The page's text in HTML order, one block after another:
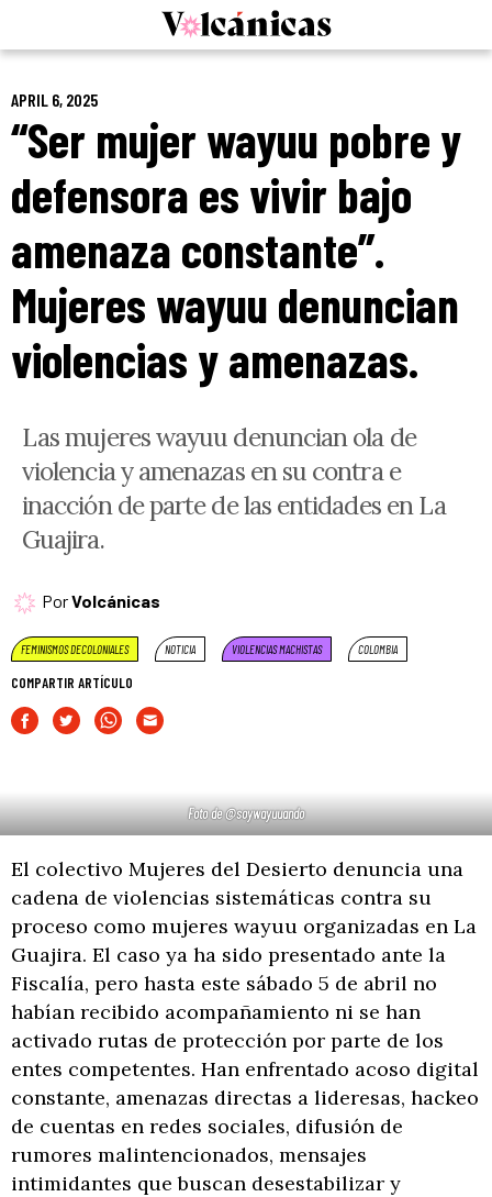
APRIL 6, 2025
“Ser mujer wayuu pobre y
defensora es vivir bajo
amenaza constante”.
Mujeres wayuu denuncian
violencias y amenazas.
Las mujeres wayuu denuncian ola de
violencia y amenazas en su contra e
inacción de parte de las entidades en La
Guajira.
PorVolcánicas
FEMINISMOS DECOLONIALES NOTICIA VIOLENCIAS MACHISTAS COLOMBIA
COMPARTIR ARTÍCULO
Foto de @soywayuuando
El colectivo Mujeres del Desierto denuncia una
cadena de violencias sistemáticas contra su
proceso como mujeres wayuu organizadas en La
Guajira. El caso ya ha sido presentado ante la
Fiscalía, pero hasta este sábado 5 de abril no
habían recibido acompañamiento ni se han
activado rutas de protección por parte de los
entes competentes. Han enfrentado acoso digital
constante, amenazas directas a lideresas, hackeo
de cuentas en redes sociales, difusión de
rumores malintencionados, mensajes
intimidantes que buscan desestabilizar y